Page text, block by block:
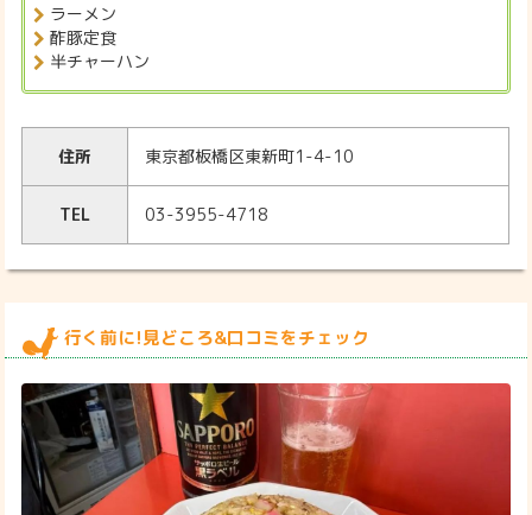
ラーメン
酢豚定食
半チャーハン
住所 東京都板橋区東新町1-4-10
TEL 03-3955-4718
行く前に!見どころ&口コミをチェック